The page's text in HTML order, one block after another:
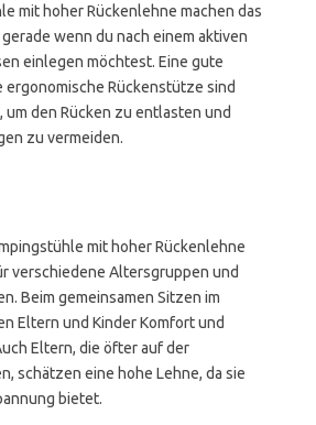
mit hoher Rückenlehne machen das
wenn du nach einem aktiven
einlegen möchtest. Eine gute
ergonomische Rückenstütze sind
den Rücken zu entlasten und
zu vermeiden.
mit hoher Rückenlehne
verschiedene Altersgruppen und
Beim gemeinsamen Sitzen im
Eltern und Kinder Komfort und
Eltern, die öfter auf der
schätzen eine hohe Lehne, da sie
bietet.